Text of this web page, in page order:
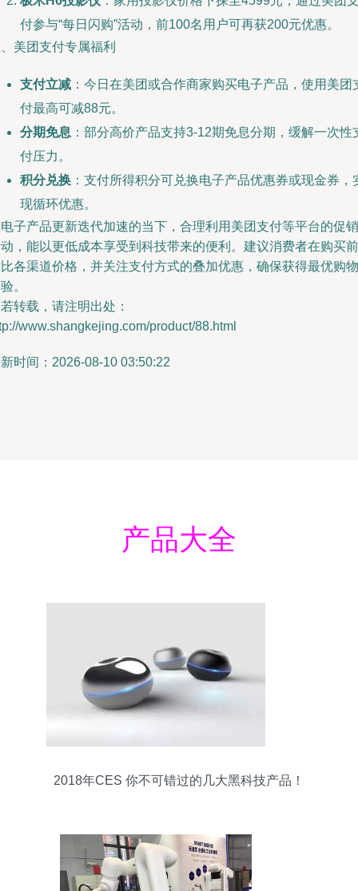
付参与“每日闪购”活动，前100名用户可再获200元优惠。
美团支付专属福利
支付立减 ：今日在美团或合作商家购买电子产品，使用美团
付最高可减88元。
分期免息 ：部分高价产品支持3-12期免息分期，缓解一次性
付压力。
积分兑换 ：支付所得积分可兑换电子产品优惠券或现金券，
现循环优惠。
子产品更新迭代加速的当下，合理利用美团支付等平台的促销
，能以更低成本享受到科技带来的便利。建议消费者在购买前
各渠道价格，并关注支付方式的叠加优惠，确保获得最优购物
。
转载，请注明出处：
www.shangkejing.com/product/88.html
时间：2026-08-10 03:50:22
产品大全
2018年CES 你不可错过的几大黑科技产品！